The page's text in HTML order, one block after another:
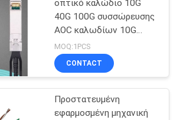
οπτικών
13
οπτικό καλώδιο 10G
40G 100G συσσώρευσης
AOC καλωδίων 10G
SFP+ AOC
MOQ:1PCS
CONTACT
Προστατευμένη
εφαρμοσμένη μηχανική